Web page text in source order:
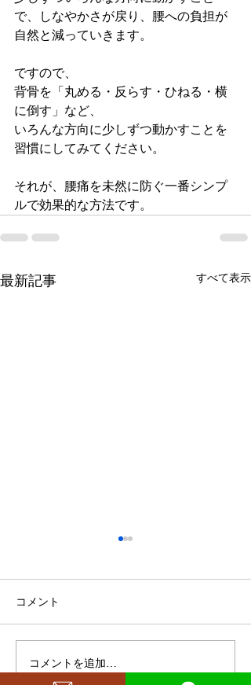
で、しなやかさが戻り、腰への負担が
自然と減っていきます。
ですので、
背骨を「丸める・反らす・ひねる・横
に倒す」など、
いろんな方向に少しずつ動かすことを
習慣にしてみてください。
それが、腰痛を未然に防ぐ一番シンプ
ルで効果的な方法です。
最新記事 すべて表示
空気階段・鈴木もぐらさん
重123キロから85キロへ、マ
イナス38キロのダイエットに
成功したと話題になっていま
コメント
コメントを追加…